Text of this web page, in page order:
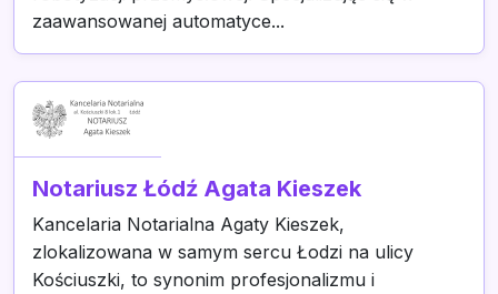
zaawansowanej automatyce...
Notariusz Łódź Agata Kieszek
Kancelaria Notarialna Agaty Kieszek,
zlokalizowana w samym sercu Łodzi na ulicy
Kościuszki, to synonim profesjonalizmu i